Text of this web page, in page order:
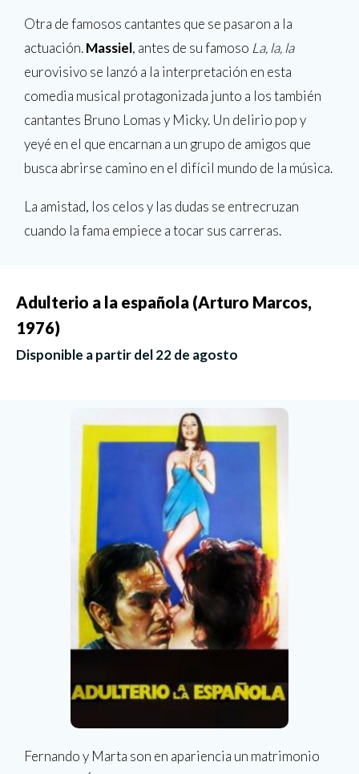
Otra de famosos cantantes que se pasaron a la
actuación.Massiel, antes de su famoso La, la, la
eurovisivo se lanzó a la interpretación en esta
comedia musical protagonizada junto a los también
cantantes Bruno Lomas y Micky. Un delirio pop y
yeyé en el que encarnan a un grupo de amigos que
busca abrirse camino en el difícil mundo de la música.
La amistad, los celos y las dudas se entrecruzan
cuando la fama empiece a tocar sus carreras.
Adulterio a la española (Arturo Marcos,
1976)
Disponible a partir del 22 de agosto
Fernando y Marta son en apariencia un matrimonio